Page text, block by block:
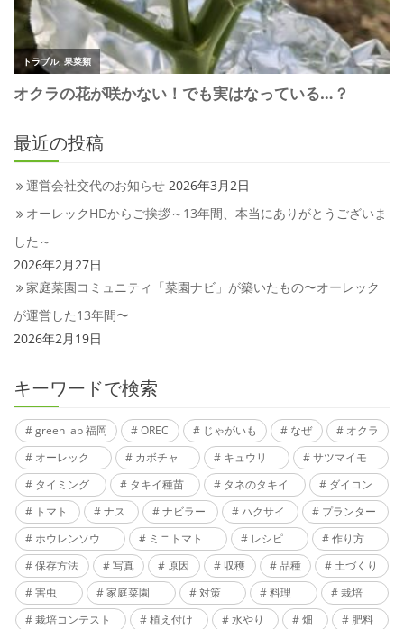
最近の投稿
運営会社交代のお知らせ 2026年3月2日
オーレックHDからご挨拶～13年間、本当にありがとうございま
した～
2026年2月27日
家庭菜園コミュニティ「菜園ナビ」が築いたもの〜オーレック
が運営した13年間〜
2026年2月19日
キーワードで検索
green lab 福岡 OREC じゃがいも なぜ
オクラ
オーレック
カボチャ キュウリ
サツマイモ
タイミング
タキイ種苗 タネのタキイ
ダイコン
トマト
ナス ナビラー ハクサイ
プランター
ホウレンソウ
ミニトマト レシピ
作り方
保存方法
写真 原因 収穫 品種
土づくり
害虫
家庭菜園 対策 料理
栽培
栽培コンテスト
植え付け 水やり 畑
肥料